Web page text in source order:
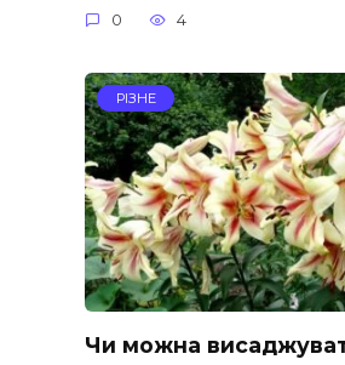
0 4
РІЗНЕ
Чи можна